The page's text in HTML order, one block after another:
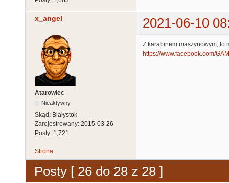
x_angel 2021-06-10
Atarowiec
Nieaktywny
Skąd: Białystok
Zarejestrowany: 2015-03-26
Posty: 1,721
Z karabinem maszynowym, to
https://www.facebook.com/
Strona
Posty [ 26 do 28 z 28 ]